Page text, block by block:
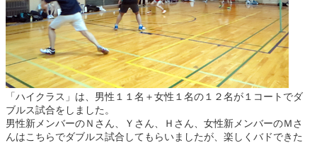
「ハイクラス」は、男性１１名＋女性１名の１２名が１コートでダ
ブルス試合をしました。
男性新メンバーのＮさん、Ｙさん、Ｈさん、女性新メンバーのＭさ
んはこちらでダブルス試合してもらいましたが、楽しくバドできた